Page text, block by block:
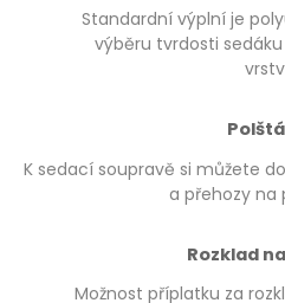
Standardní výplní je
výběru tvrdosti
K sedací soupravě si můžete
a přehozy na
Rozklad
Možnost příplatku za